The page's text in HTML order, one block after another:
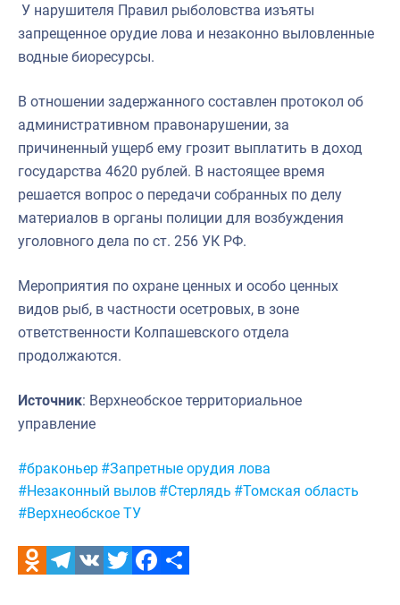
У нарушителя Правил рыболовства изъяты
запрещенное орудие лова и незаконно выловленные
водные биоресурсы.
В отношении задержанного составлен протокол об
административном правонарушении, за
причиненный ущерб ему грозит выплатить в доход
государства 4620 рублей. В настоящее время
решается вопрос о передачи собранных по делу
материалов в органы полиции для возбуждения
уголовного дела по ст. 256 УК РФ.
Мероприятия по охране ценных и особо ценных
видов рыб, в частности осетровых, в зоне
ответственности Колпашевского отдела
продолжаются.
Источник: Верхнеобское территориальное
управление
Метки:
#браконьер #Запретные орудия лова
#Незаконный вылов #Стерлядь #Томская область
#Верхнеобское ТУ